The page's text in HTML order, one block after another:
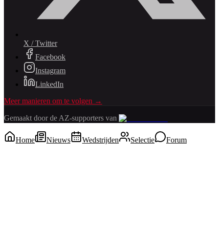
X / Twitter
Facebook
Instagram
LinkedIn
Meer manieren om te volgen →
Gemaakt door de AZ-supporters van
Home Nieuws Wedstrijden Selectie Forum